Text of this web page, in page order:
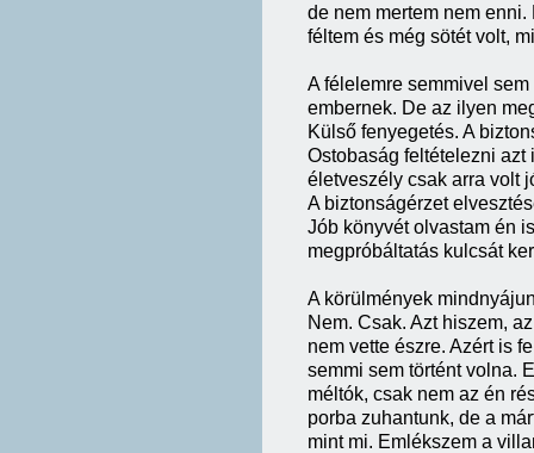
de nem mertem nem
féltem és még sötét volt,
A félelemre semmivel
embernek. De az ilyen
Külső fenyegetés. A
Ostobaság feltételezni azt
életveszély csak arra volt
A biztonságérzet
Jób könyvét olvastam én
megpróbáltatás kulcsát
A körülmények
Nem. Csak. Azt hiszem,
nem vette észre. Azért is
semmi sem történt volna.
méltók, csak nem az én
porba zuhantunk, de a
mint mi. Emlékszem a